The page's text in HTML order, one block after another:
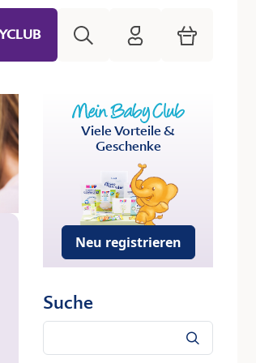
HiPP Mein Babyclub
Warenkorb
Viele Vorteile &
Geschenke
Neu registrieren
Suche